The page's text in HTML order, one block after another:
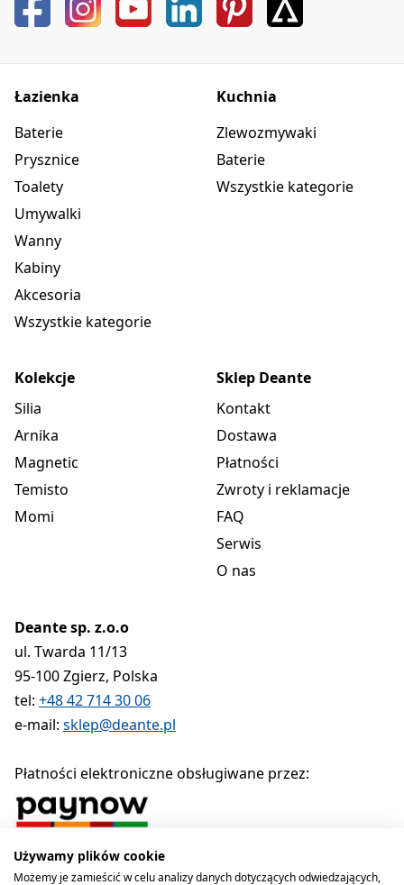
Łazienka
Baterie
Prysznice
Toalety
Umywalki
Wanny
Kabiny
Akcesoria
Wszystkie kategorie
Kuchnia
Zlewozmywaki
Baterie
Wszystkie kategorie
Kolekcje
Silia
Arnika
Magnetic
Temisto
Momi
Sklep Deante
Kontakt
Dostawa
Płatności
Zwroty i reklamacje
FAQ
Serwis
O nas
Deante sp. z.o.o
ul. Twarda 11/13
95-100 Zgierz, Polska
tel: +48 42 714 30 06
e-mail: sklep@deante.pl
Płatności elektroniczne obsługiwane przez:
Polityka prywatności Regulamin Polityka cookies
Używamy plików cookie
Możemy je zamieścić w celu analizy danych dotyczących odwiedzających,